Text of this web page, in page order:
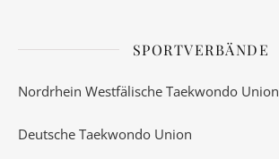
SPORTVERBÄNDE
Nordrhein Westfälische Taekwondo Union
Deutsche Taekwondo Union